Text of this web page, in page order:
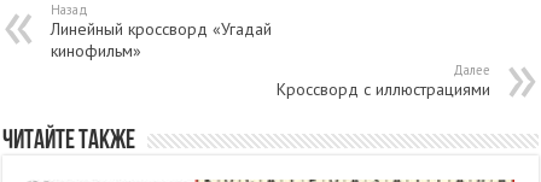
Назад
Линейный кроссворд «Угадай
кинофильм»
Далее
Кроссворд с иллюстрациями
Читайте также